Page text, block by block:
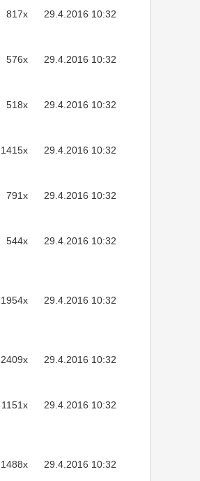
817x 29.4.2016 10:32
576x 29.4.2016 10:32
518x 29.4.2016 10:32
1415x 29.4.2016 10:32
791x 29.4.2016 10:32
544x 29.4.2016 10:32
1954x 29.4.2016 10:32
2409x 29.4.2016 10:32
1151x 29.4.2016 10:32
1488x 29.4.2016 10:32